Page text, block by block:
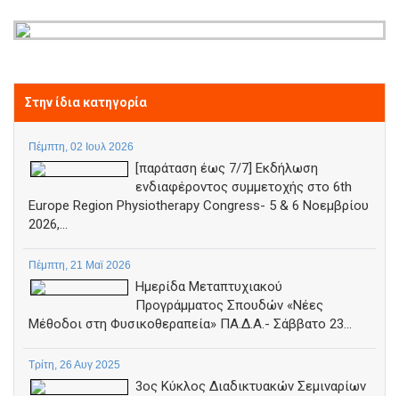
Στην ίδια κατηγορία
Πέμπτη, 02 Ιουλ 2026
[παράταση έως 7/7] Εκδήλωση
ενδιαφέροντος συμμετοχής στο 6th
Europe Region Physiotherapy Congress- 5 & 6 Νοεμβρίου
2026,...
Πέμπτη, 21 Μαϊ 2026
Ημερίδα Μεταπτυχιακού
Προγράμματος Σπουδών «Νέες
Μέθοδοι στη Φυσικοθεραπεία» ΠΑ.Δ.Α.- Σάββατο 23...
Τρίτη, 26 Αυγ 2025
3ος Κύκλος Διαδικτυακών Σεμιναρίων